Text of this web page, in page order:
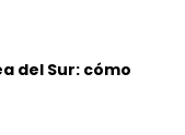
del Sur: cómo